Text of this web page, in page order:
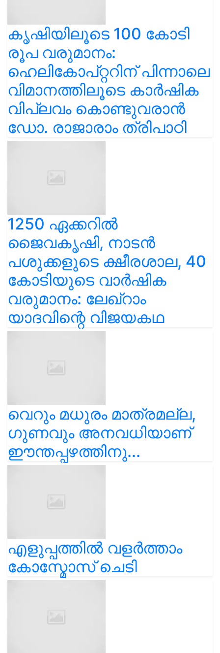
കൃഷിയിലൂടെ 100 കോടി
രൂപ വരുമാനം:
ഹെലികോപ്റ്ററിന് പിന്നാലെ
വിമാനത്തിലൂടെ കാർഷിക
വിപ്ലവം കൊണ്ടുവരാൻ
ഡോ. രാജാരാം ത്രിപാഠി
1250 ഏക്കറിൽ
ജൈവകൃഷി, നാടൻ
പശുക്കളുടെ ക്ഷീരശാല, 40
കോടിയുടെ വാർഷിക
വരുമാനം: ലേഖ്‌റാം
യാദവിന്റെ വിജയകഥ
വെറും മധുരം മാത്രമല്ല,
ഗുണവും അനവധിയാണ്
ഈന്തപ്പഴത്തിനു...
എളുപ്പത്തിൽ വളർത്താം
കോസ്മോസ് ചെടി